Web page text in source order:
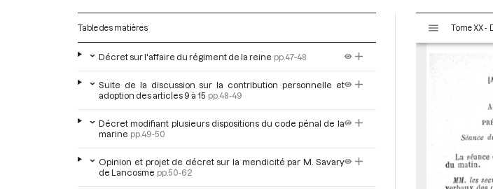
Table des matières
Décret sur l'affaire du régiment de la reine pp.47-48
Suite de la discussion sur la contribution personnelle et
adoption des articles 9 à 15 pp.48-49
Décret modifiant plusieurs dispositions du code pénal de la
marine pp.49-50
Opinion et projet de décret sur la mendicité par M. Savary
de Lancosme pp.50-62
s
Tome XX -